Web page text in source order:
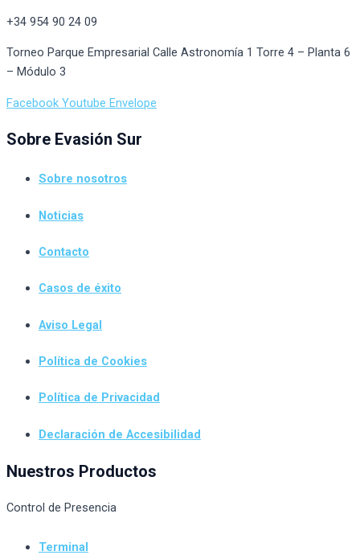
+34 954 90 24 09
Torneo Parque Empresarial Calle Astronomía 1 Torre 4 – Planta 6
– Módulo 3
Facebook Youtube Envelope
Sobre Evasión Sur
Sobre nosotros
Noticias
Contacto
Casos de éxito
Aviso Legal
Política de Cookies
Política de Privacidad
Declaración de Accesibilidad
Nuestros Productos
Control de Presencia
Terminal